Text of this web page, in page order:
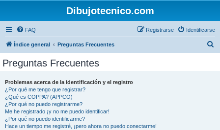
Dibujotecnico.com
FAQ Identificarse
Registrarse
Índice general Preguntas Frecuentes
Preguntas Frecuentes
Problemas acerca de la identificación y el registro
¿Por qué me tengo que registrar?
¿Qué es COPPA? (APPCO)
¿Por qué no puedo registrarme?
Me he registrado ¡y no me puedo identificar!
¿Por qué no puedo identificarme?
Hace un tiempo me registré, ¡pero ahora no puedo conectarme!